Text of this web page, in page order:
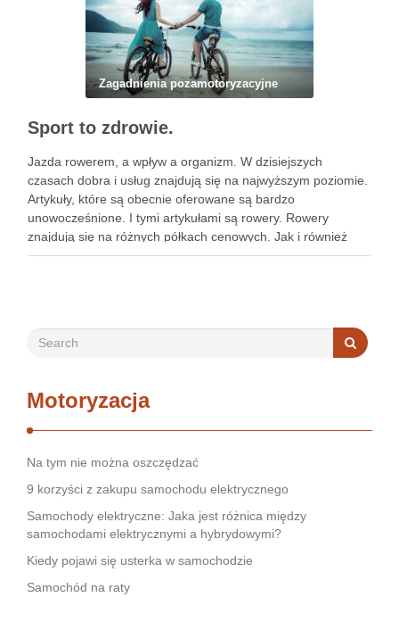
Zagadnienia pozamotoryzacyjne
Sport to zdrowie.
Jazda rowerem, a wpływ a organizm. W dzisiejszych
czasach dobra i usług znajdują się na najwyższym poziomie.
Artykuły, które są obecnie oferowane są bardzo
unowocześnione. I tymi artykułami są rowery. Rowery
znajdują się na różnych półkach cenowych. Jak i również
kosztują po kilkanaście tysięcy złotych. Przypomina się tu
Motoryzacja
Na tym nie można oszczędzać
9 korzyści z zakupu samochodu elektrycznego
Samochody elektryczne: Jaka jest różnica między
samochodami elektrycznymi a hybrydowymi?
Kiedy pojawi się usterka w samochodzie
Samochód na raty